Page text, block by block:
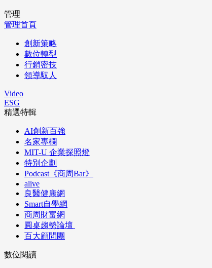
管理
管理首頁
創新策略
數位轉型
行銷密技
領導馭人
Video
ESG
精選特輯
AI創新百強
名家專欄
MIT-U 企業探照燈
特別企劃
Podcast《商周Bar》
alive
良醫健康網
Smart自學網
商周財富網
圓桌趨勢論壇
百大顧問團
數位閱讀